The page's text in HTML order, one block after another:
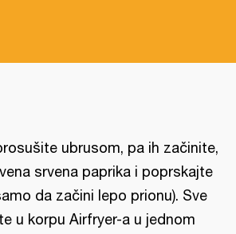
ubrusom, pa ih začinite,
srvena paprika i poprskajte
da začini lepo prionu). Sve
u korpu Airfryer-a u jednom